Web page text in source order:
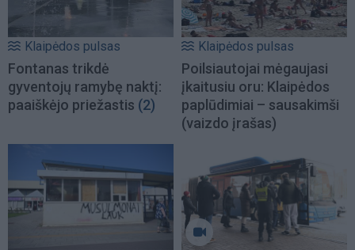
Klaipėdos pulsas
Fontanas trikdė
gyventojų ramybę naktį:
paaiškėjo priežastis (2)
Klaipėdos pulsas
Poilsiautojai mėgaujasi
įkaitusiu oru: Klaipėdos
paplūdimiai – sausakimši
(vaizdo įrašas)